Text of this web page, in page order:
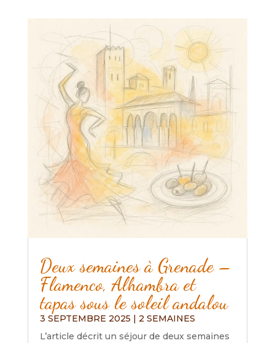
Deux semaines à Grenade –
Flamenco, Alhambra et
tapas sous le soleil andalou
3 SEPTEMBRE 2025 | 2 SEMAINES
L’article décrit un séjour de deux semaines